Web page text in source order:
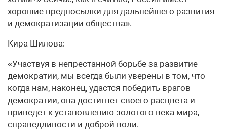
хорошие предпосылки для дальнейшего развития
и демократизации общества».
Кира Шилова:
«Участвуя в непрестанной борьбе за развитие
демократии, мы всегда были уверены в том, что
когда нам, наконец, удастся победить врагов
демократии, она достигнет своего расцвета и
приведет к установлению золотого века мира,
справедливости и доброй воли.